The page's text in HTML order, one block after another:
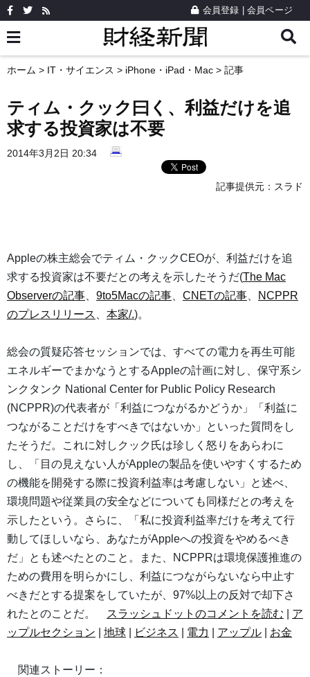
会員登録 会員ページ
ホーム > IT・サイエンス > iPhone・iPad・Mac > 記事
ティム・クック曰く、利益だけを追
求する投資家は不要
2014年3月2日 20:34
記事提供元： スラド
Appleの株主総会でティム・クックCEOが、利益だけを追
求する投資家は不要だとの考えを示したそうだ(The Mac
Observerの記事
9to5Macの記事 CNETの記事
NCPPR
のプレスリリース
本家/.)。
総会の質疑応答セッションでは、すべての電力を再生可能
エネルギーでまかなうとするAppleの計画に対し、保守系シ
ンクタンク National Center for Public Policy Research
(NCPPR)の代表者が「利益につながるかどうか」「利益に
つながることだけをすべきではないか」といった質問をし
たそうだ。これに対しクック氏は珍しく怒りをあらわに
し、「目の見えない人がAppleの製品を使いやすくするため
の機能を開発する際に投資利益率は考慮しない」と述べ、
環境問題や従業員の安全などについても同様だとの考えを
示したという。さらに、「私に投資利益率だけを考えて行
動してほしいなら、あなたがAppleへの投資をやめるべき
だ」とも述べたとのこと。また、NCPPRは環境保護推進の
ための費用を明らかにし、利益につながらないなら中止す
べきだとする提案をしていたが、97%以上の反対で却下さ
れたとのことだ。
スラッシュドットのコメントを読む
ア
ップルセクション
地球 ビジネス 電力 アップル お金
関連ストーリー：